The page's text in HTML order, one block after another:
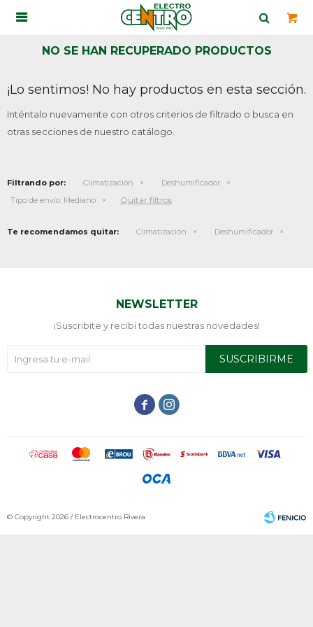

NO SE HAN RECUPERADO PRODUCTOS
¡Lo sentimos! No hay productos en esta sección.
Inténtalo nuevamente con otros criterios de filtrado o busca en
otras secciones de nuestro catálogo.
Filtrando por: Climatización
Deshumificador
Tipo de envío: Mediano Quitar filtros
Te recomendamos quitar: Climatización Deshumificador
NEWSLETTER
¡Suscribite y recibí todas nuestras novedades!
SUSCRIBIRME
 
© Copyright 2026 / Electrocentro Rivera